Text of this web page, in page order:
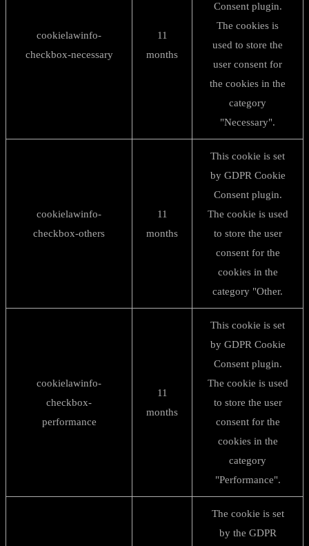
cookielawinfo-
checkbox-necessary
11
months
Consent plugin.
The cookies is
used to store the
user consent for
the cookies in the
category
"Necessary".
cookielawinfo-
checkbox-others
11
months
This cookie is set
by GDPR Cookie
Consent plugin.
The cookie is used
to store the user
consent for the
cookies in the
category "Other.
cookielawinfo-
checkbox-
performance
11
months
This cookie is set
by GDPR Cookie
Consent plugin.
The cookie is used
to store the user
consent for the
cookies in the
category
"Performance".
The cookie is set
by the GDPR